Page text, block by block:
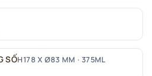
SỐH178 X Ø83 MM · 375ML